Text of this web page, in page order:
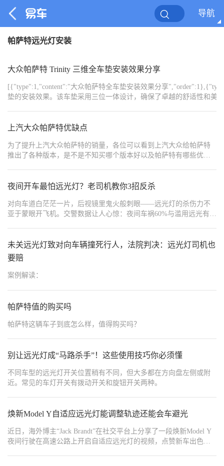
导航
帕萨特远光灯安装
大众帕萨特 Trinity 三维全车垫安装效果分享
[{"type":1,"content":"大众帕萨特全车垫安装效果分享
垫的安装效果。该车垫采用三位一体设计，确保了卓越的舒适性和
性。","order":9},{"type":1,"content":"","order":10},{"type":1,"content":"2. **后排乘客区域
{"type":1,"content":"","order":14},{"type":1,"content":"3. **后备箱区域
性。","order":16},{"type":1,"content":" - 特有的耐磨材质，能够有效保护后备箱地面，防止日常使用中的磨损。","order":17},{"type":1,"content":"","order":18},
A**：“安装非常简单，脚垫与车辆的契合度非常高，驾驶时感觉非
{"type":1,"content":"通过以上展示和用户反馈，可以看出大众帕萨特
不妨考虑这款高品质的全车垫。
{"width":"1080","type":2,"content":"https://img1.baa.bitautotech.com/
{"width":"1080","type":2,"content":"https://img1.baa.bitautotech.com/
{"width":"1080","type":2,"content":"https://img1.baa.bitautotech.com/
{"width":"1080","type":2,"content":"https://img1.baa.bitautotech.com/
{"width":"1080","type":2,"content":"https://img1.baa.bitautotech.com/
{"width":"1080","type":2,"content":"https://img1.baa.bitautotech.com/
上汽大众帕萨特优缺点
为了提升上汽大众帕萨特的销量，各位可以看到上汽大众给帕萨特
推出了各种版本，是不是不知买哪个版本好以及帕萨特有哪些优缺
夜间开车最怕远光灯？老司机教你3招反杀
对向车道白茫茫一片，后视镜里鬼火般刺眼——远光灯的杀伤力不
亚于蒙眼开飞机。交警数据让人心惊：夜间车祸60%与滥用远光有
击术**，从眼神训练、战术走位到科技改装，让你在灯光战场上反
客为主，专治各种不服！
未关远光灯致对向车辆撞死行人，法院判决：远光灯司机也
要赔
案例解读：
帕萨特值的购买吗
帕萨特这辆车子到底怎么样，值得购买吗？
别让远光灯成“马路杀手”！这些使用技巧你必须懂
不同车型的远光灯开关位置稍有不同，但大多都在方向盘左侧或附
近。常见的车灯开关有拨动开关和旋钮开关两种。
焕新Model Y自适应远光灯能调整轨迹还能会车避光
近日，海外博主“Jack Brandt”在社交平台上分享了一段焕新Model Y
夜间行驶在高速公路上开启自适应远光灯的视频，点赞新车出色的